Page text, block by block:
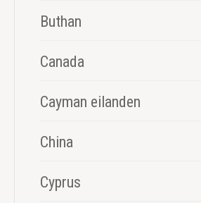
Buthan
Canada
Cayman eilanden
China
Cyprus